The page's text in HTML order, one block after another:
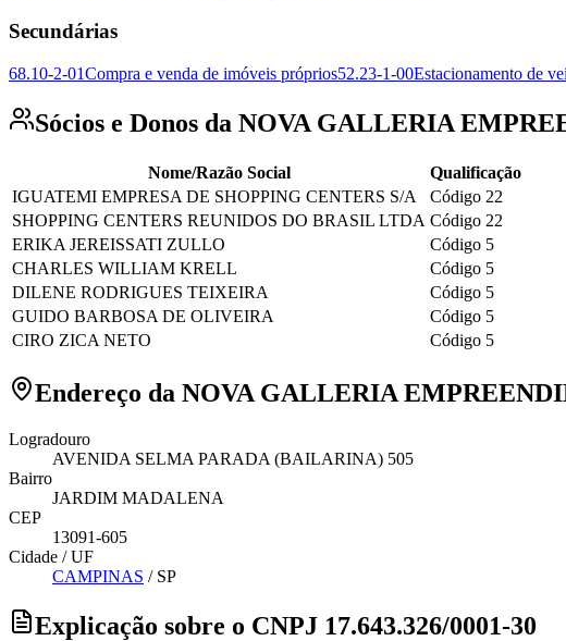
Secundárias
68.10-2-01Compra e venda de imóveis próprios52.23-1-00Estacionamento de
Sócios e Donos da NOVA GALLERIA
Nome/Razão Social
Qualificação
IGUATEMI EMPRESA DE SHOPPING CENTERS S/A
Código 22
SHOPPING CENTERS REUNIDOS DO BRASIL LTDA Código 22
ERIKA JEREISSATI ZULLO
Código 5
CHARLES WILLIAM KRELL
Código 5
DILENE RODRIGUES TEIXEIRA
Código 5
GUIDO BARBOSA DE OLIVEIRA
Código 5
CIRO ZICA NETO
Código 5
Endereço da NOVA GALLERIA
Logradouro
AVENIDA SELMA PARADA (BAILARINA) 505
Bairro
JARDIM MADALENA
CEP
13091-605
Cidade / UF
CAMPINAS / SP
Explicação sobre o CNPJ 17.643.326/0001-30